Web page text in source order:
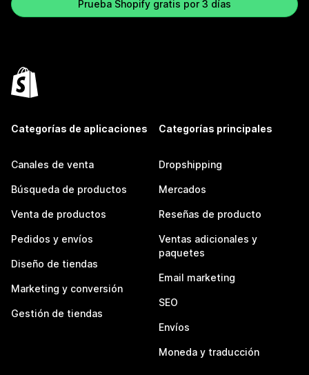
Prueba Shopify gratis por 3 días
Categorías de aplicaciones
Canales de venta
Búsqueda de productos
Venta de productos
Pedidos y envíos
Diseño de tiendas
Marketing y conversión
Gestión de tiendas
Categorías principales
Dropshipping
Mercados
Reseñas de producto
Ventas adicionales y
paquetes
Email marketing
SEO
Envíos
Moneda y traducción